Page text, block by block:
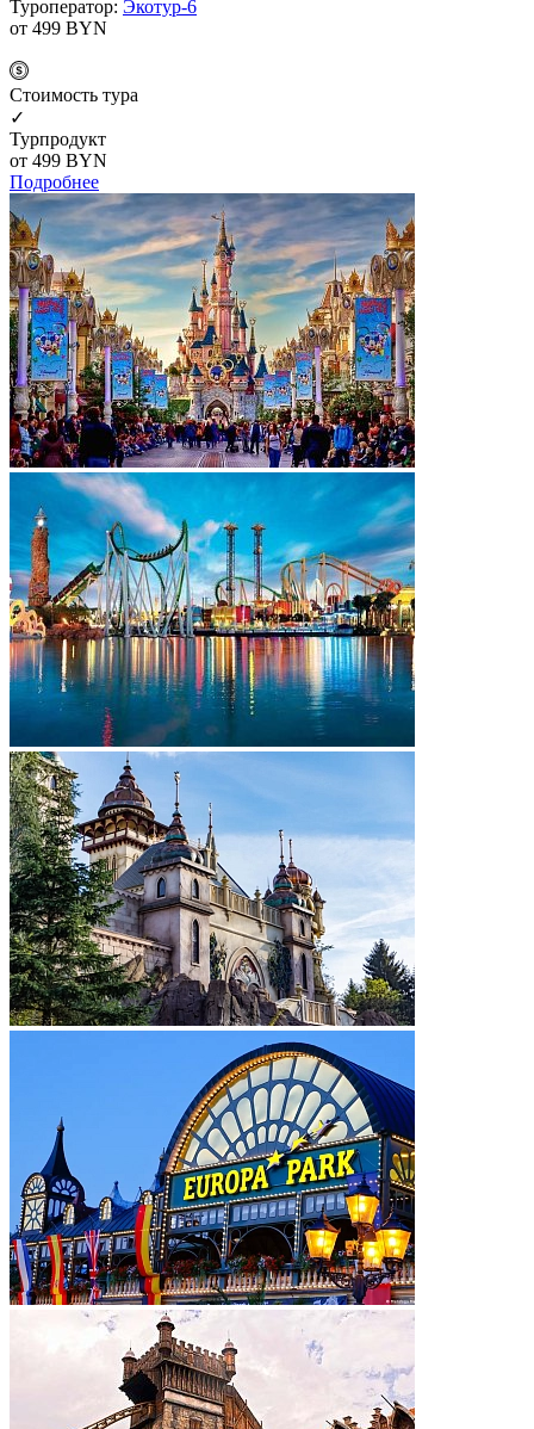
Туроператор: Экотур-6
от 499 BYN
Cтоимость тура
✓
Турпродукт
от 499 BYN
Подробнее